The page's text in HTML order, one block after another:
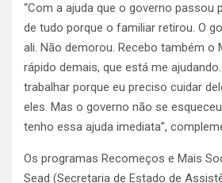
“Com a ajuda que o governo passou
de tudo porque o familiar retirou. O
ali. Não demorou. Recebo também o
rápido demais, que está me
trabalhar porque eu preciso cuidar
eles. Mas o governo não se
tenho essa ajuda imediata”,
Os programas Recomeços e Mais
Sead (Secretaria de Estado de